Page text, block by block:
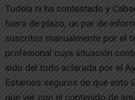
Tudela ni ha contestado y
fuera de plazo, un par de
suscritos manualmente por el
profesional cuya situación
sido del todo aclarada por el
Estamos seguros de que esto
que ver con el contenido de